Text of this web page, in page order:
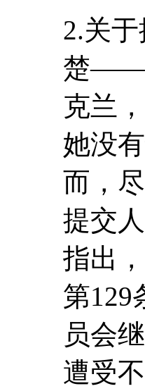
2.关
楚――
克兰
她没
而，
提交
指出
第129
员会
遭受